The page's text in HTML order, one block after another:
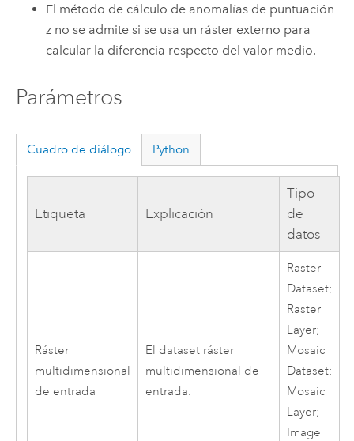
El método de cálculo de anomalías de puntuación
z no se admite si se usa un ráster externo para
calcular la diferencia respecto del valor medio.
Parámetros
Cuadro de diálogo Python
Etiqueta Explicación
Tipo
de
datos
Ráster
multidimensional
de entrada
El dataset ráster
multidimensional de
entrada.
Raster
Dataset;
Raster
Layer;
Mosaic
Dataset;
Mosaic
Layer;
Image